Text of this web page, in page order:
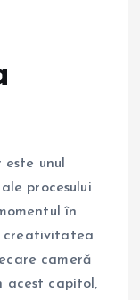
este unul
procesului
în
creativitatea
cameră
acest capitol,